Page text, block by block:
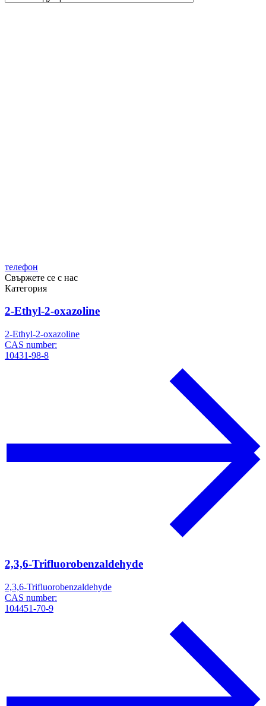
телефон
Свържете се с нас
Категория
2-Ethyl-2-oxazoline
2-Ethyl-2-oxazoline
CAS number:
10431-98-8
2,3,6-Trifluorobenzaldehyde
2,3,6-Trifluorobenzaldehyde
CAS number:
104451-70-9